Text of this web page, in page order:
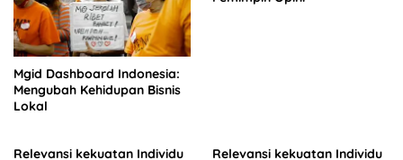
Mgid Dashboard Indonesia:
Mengubah Kehidupan Bisnis
Lokal
Relevansi kekuatan Individu
Relevansi kekuatan Individu